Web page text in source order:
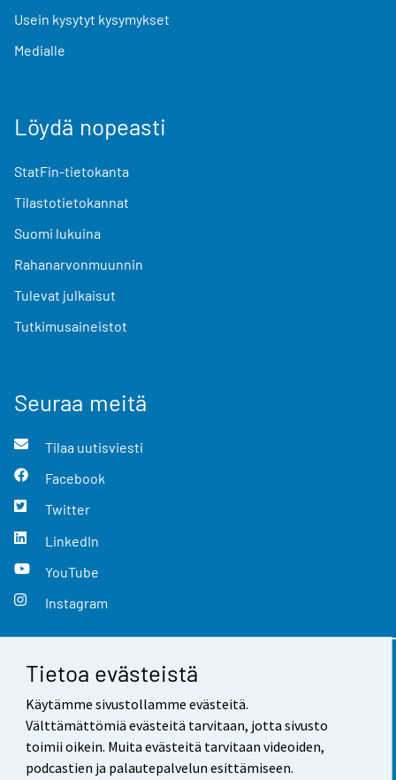
Tietoa evästeistä
Käytämme sivustollamme evästeitä.
Välttämättömiä evästeitä tarvitaan, jotta sivusto
toimii oikein. Muita evästeitä tarvitaan videoiden,
podcastien ja palautepalvelun esittämiseen.
Usein kysytyt kysymykset
Medialle
Löydä nopeasti
StatFin-tietokanta
Tilastotietokannat
Suomi lukuina
Rahanarvonmuunnin
Tulevat julkaisut
Tutkimusaineistot
Seuraa meitä
Tilaa uutisviesti
Facebook
Twitter
LinkedIn
YouTube
Instagram
Yhteystiedot
Palaute
Käyttöehdot